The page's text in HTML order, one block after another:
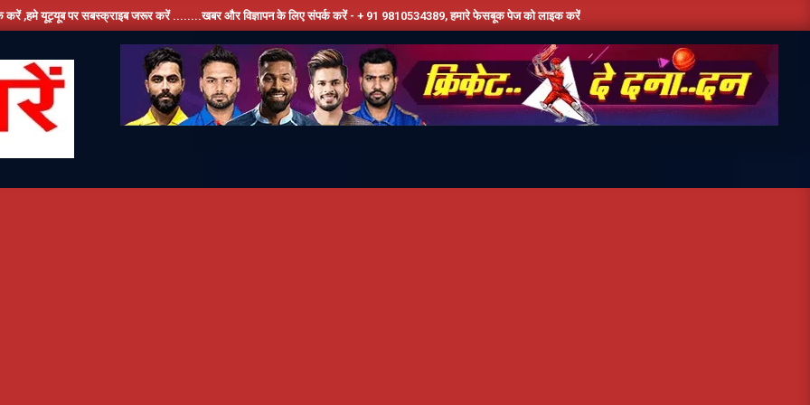
जरूर करें ........खबर और विज्ञापन के लिए संपर्क करें - + 91 9810534389, हमारे फेसबूक पेज को लाइक करें ,हमे यूट्यूब पर सबस्क्राइब जरूर करें,दिन भर की तमाम छोटी बड़ी खबरों के